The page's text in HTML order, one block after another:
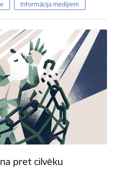
Informācija medijiem
pret cilvēku